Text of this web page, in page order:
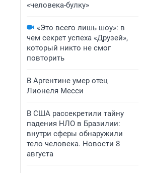
«человека-булку»
«Это всего лишь шоу»: в
чем секрет успеха «Друзей»,
который никто не смог
повторить
В Аргентине умер отец
Лионеля Месси
В США рассекретили тайну
падения НЛО в Бразилии:
внутри сферы обнаружили
тело человека. Новости 8
августа